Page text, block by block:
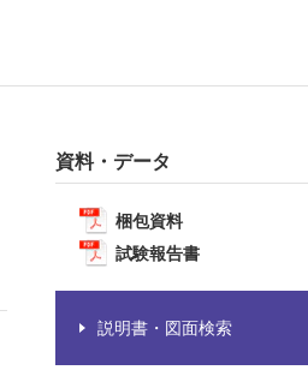
資料・データ
梱包資料
試験報告書
説明書・図面検索